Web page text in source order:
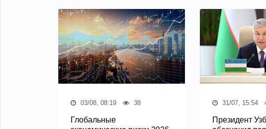
03/08, 08:19 38
Глобальные
31/07, 15:54
Президент